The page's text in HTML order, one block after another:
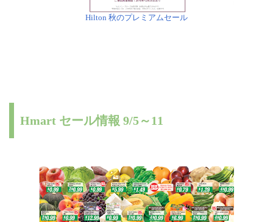
Hilton 秋のプレミアムセール
Hmart セール情報 9/5～11